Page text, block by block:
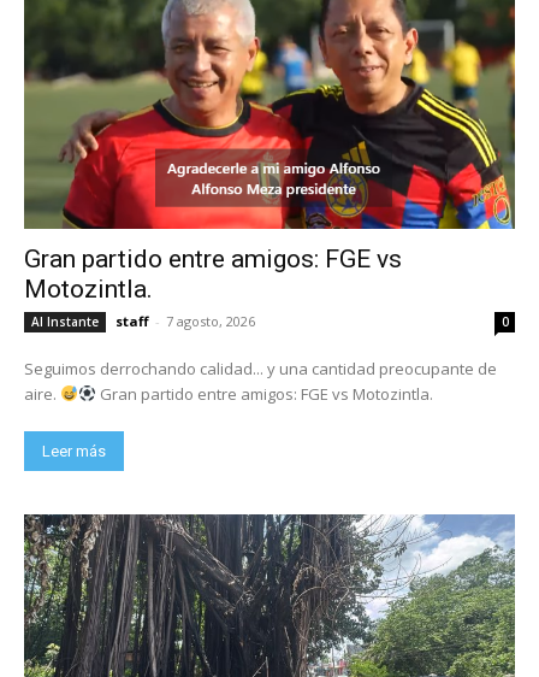
Gran partido entre amigos: FGE vs
Motozintla.
Al Instante staff - 7 agosto, 2026 0
Seguimos derrochando calidad... y una cantidad preocupante de
aire.
Gran partido entre amigos: FGE vs Motozintla.
Leer más